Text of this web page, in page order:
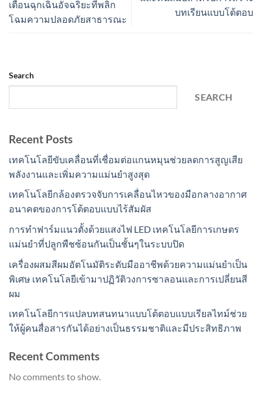
เตือนฉุกเฉินอัจฉริยะที่พลิก
โฉมความปลอดภัยสาธารณะ
บทเรียนแบบโต้ตอบ
Search
SEARCH
Recent Posts
เทคโนโลยีขับเคลื่อนที่เชื่อมต่อแกนหมุนช่วยลดการสูญเสีย
พลังงานและเพิ่มความแม่นยำสูงสุด
เทคโนโลยีกล้องตรวจจับการเคลื่อนไหวของมือกลางอากาศ
อนาคตของการโต้ตอบแบบไร้สัมผัส
การทำฟาร์มแนวตั้งด้วยแสงไฟ LED เทคโนโลยีการเกษตร
แม่นยำที่ปลูกพืชซ้อนกันเป็นชั้นๆในระบบปิด
เครื่องผสมสีผมอัตโนมัติระดับมืออาชีพด้วยความแม่นยำเป็น
พิเศษ เทคโนโลยีเข้ามาปฏิวัติวงการซาลอนและการเปลี่ยนสี
ผม
เทคโนโลยีการแปลบทสนทนาแบบโต้ตอบแบบเรียลไทม์ช่วย
ให้ผู้คนสื่อสารกันได้อย่างเป็นธรรมชาติและมีประสิทธิภาพ
Recent Comments
No comments to show.